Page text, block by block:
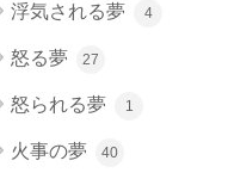
浮気される夢 4
怒る夢 27
怒られる夢 1
火事の夢 40